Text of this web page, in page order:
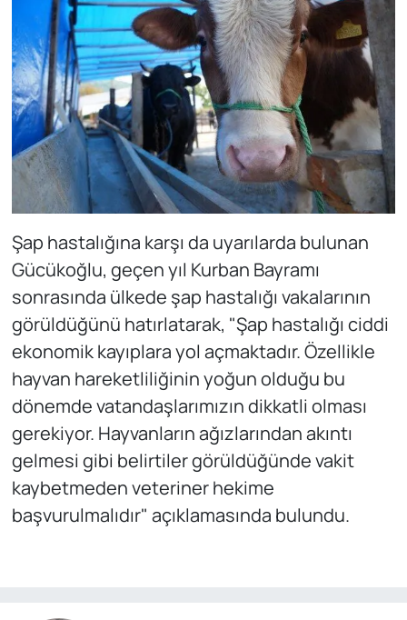
Şap hastalığına karşı da uyarılarda bulunan
Gücükoğlu, geçen yıl Kurban Bayramı
sonrasında ülkede şap hastalığı vakalarının
görüldüğünü hatırlatarak, "Şap hastalığı ciddi
ekonomik kayıplara yol açmaktadır. Özellikle
hayvan hareketliliğinin yoğun olduğu bu
dönemde vatandaşlarımızın dikkatli olması
gerekiyor. Hayvanların ağızlarından akıntı
gelmesi gibi belirtiler görüldüğünde vakit
kaybetmeden veteriner hekime
başvurulmalıdır" açıklamasında bulundu.